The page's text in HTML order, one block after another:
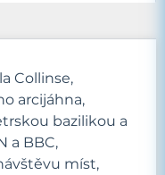
Collinse,
arcijáhna,
bazilikou a
a BBC,
míst,